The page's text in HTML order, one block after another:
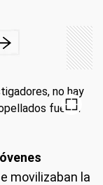
movilizaban la